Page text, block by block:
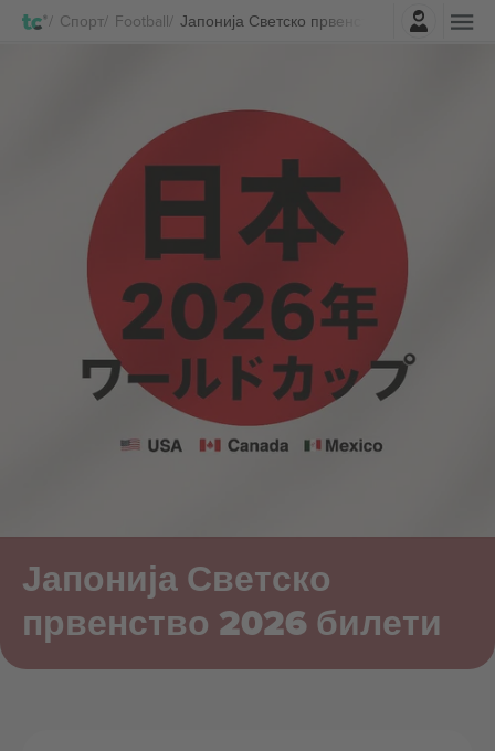
Спорт Football Јапонија Светско првенство 2026 Билети
Најави се
Јапонија Светско
првенство 2026 билети